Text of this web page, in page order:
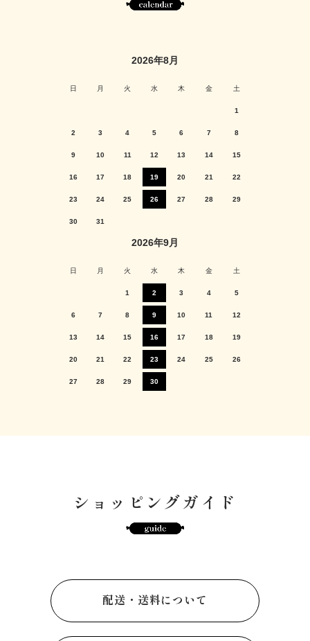
2026年8月
日 月 火 水 木 金 土
1
2 3 4 5 6 7 8
9 10 11 12 13 14 15
16 17 18 19 20 21 22
23 24 25 26 27 28 29
30 31
2026年9月
日 月 火 水 木 金 土
1 2 3 4 5
6 7 8 9 10 11 12
13 14 15 16 17 18 19
20 21 22 23 24 25 26
27 28 29 30
ショッピングガイド
配送・送料について